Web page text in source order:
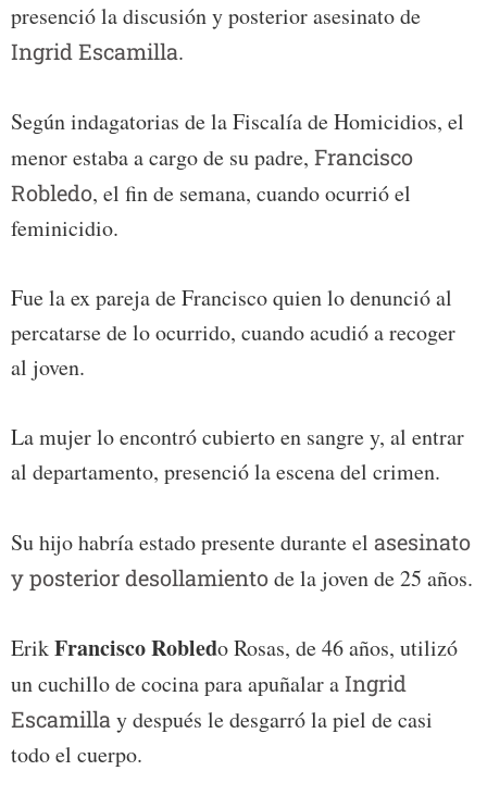
presenció la discusión y posterior asesinato de
Ingrid Escamilla.
Según indagatorias de la Fiscalía de Homicidios, el
menor estaba a cargo de su padre, Francisco
Robledo, el fin de semana, cuando ocurrió el
feminicidio.
Fue la ex pareja de Francisco quien lo denunció al
percatarse de lo ocurrido, cuando acudió a recoger
al joven.
La mujer lo encontró cubierto en sangre y, al entrar
al departamento, presenció la escena del crimen.
Su hijo habría estado presente durante el asesinato
y posterior desollamientode la joven de 25 años.
ErikFrancisco Robledo Rosas, de 46 años, utilizó
un cuchillo de cocina para apuñalar aIngrid
Escamillay después le desgarró la piel de casi
todo el cuerpo.